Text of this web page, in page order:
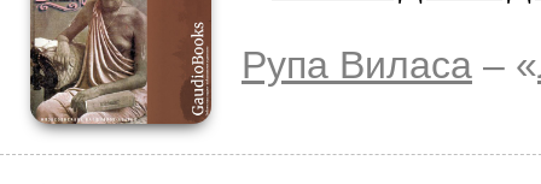
Рупа Виласа – «